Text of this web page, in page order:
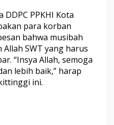
PPKHI Kota
para korban
bahwa musibah
SWT yang harus
“Insya Allah, semoga
lebih baik,” harap
ini.